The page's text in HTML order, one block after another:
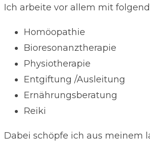
Ich arbeite vor allem mit
Homöopathie
Bioresonanztherapie
Physiotherapie
Entgiftung /Ausleitung
Ernährungsberatung
Reiki
Dabei schöpfe ich aus meinem